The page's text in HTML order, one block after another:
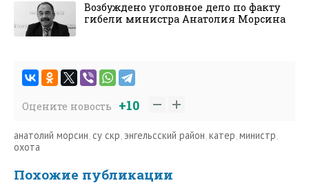
Возбуждено уголовное дело по факту
гибели министра Анатолия Морсина
Оцените новость +10
анатолий морсин су скр энгельсский район катер министр
охота
Похожие публикации